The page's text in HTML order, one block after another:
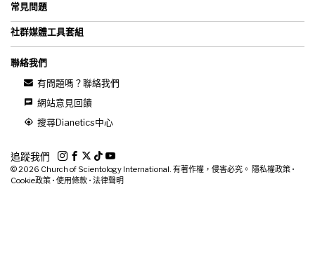
常見問題
社群媒體工具套組
聯絡我們
有問題嗎？聯絡我們
網站意見回饋
搜尋Dianetics中心
追蹤我們
© 2026 Church of Scientology International. 有著作權，侵害必究。 隱私權政策 •
Cookie政策 • 使用條款 • 法律聲明